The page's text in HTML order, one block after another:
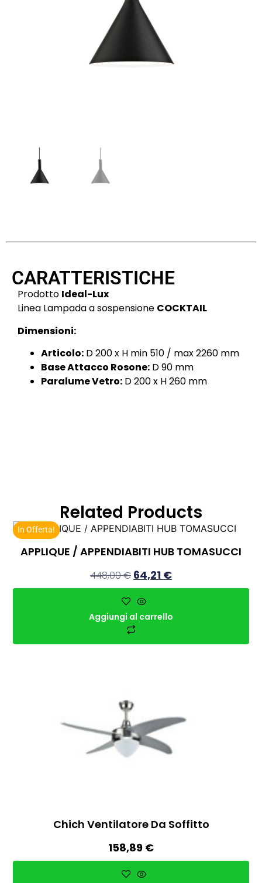
CARATTERISTICHE
Prodotto Ideal-Lux
Linea Lampada a sospensione COCKTAIL
Dimensioni:
Articolo: D 200 x H min 510 / max 2260 mm
Base Attacco Rosone: D 90 mm
Paralume Vetro: D 200 x H 260 mm
Related Products
In Offerta!
APPLIQUE / APPENDIABITI HUB TOMASUCCI
448,00€ 64,21 €
Aggiungi al carrello
Chich Ventilatore Da Soffitto
158,89 €